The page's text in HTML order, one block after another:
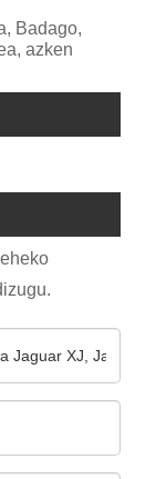
Badago,
azken